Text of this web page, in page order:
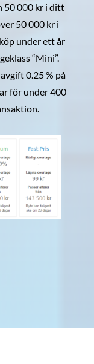
50 000 kr i ditt
50 000 kr i
under ett år
“Mini”.
0.25 % på
för under 400